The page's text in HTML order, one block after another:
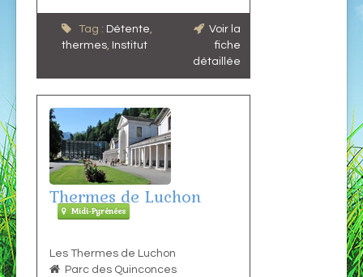
Tag : Détente,
thermes, Institut
Voir la
fiche
détaillée
Thermes de Luchon
Midi-Pyrénées
Les Thermes de Luchon
Parc des Quinconces